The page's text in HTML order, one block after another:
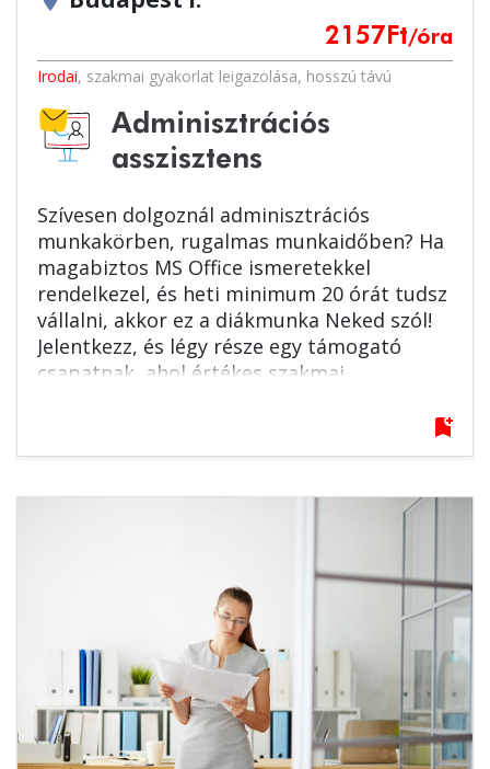
2157 Ft/óra
Irodai, szakmai gyakorlat leigazolása, hosszú távú
Adminisztrációs
asszisztens
Szívesen dolgoznál adminisztrációs
munkakörben, rugalmas munkaidőben? Ha
magabiztos MS Office ismeretekkel
rendelkezel, és heti minimum 20 órát tudsz
vállalni, akkor ez a diákmunka Neked szól!
Jelentkezz, és légy része egy támogató
csapatnak, ahol értékes szakmai
bookmark_add